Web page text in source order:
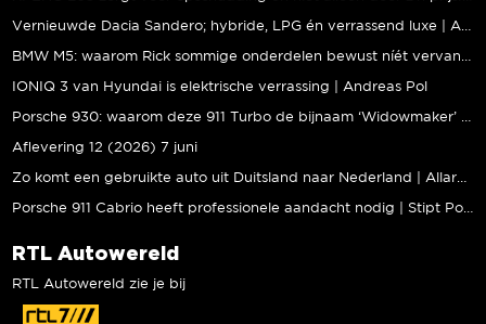
IONIQ 3 van Hyundai is elektrische verrassing | Andreas Pol
Aflevering 12 (2026) 7 juni
RTL Autowereld
RTL Autowereld zie je bij